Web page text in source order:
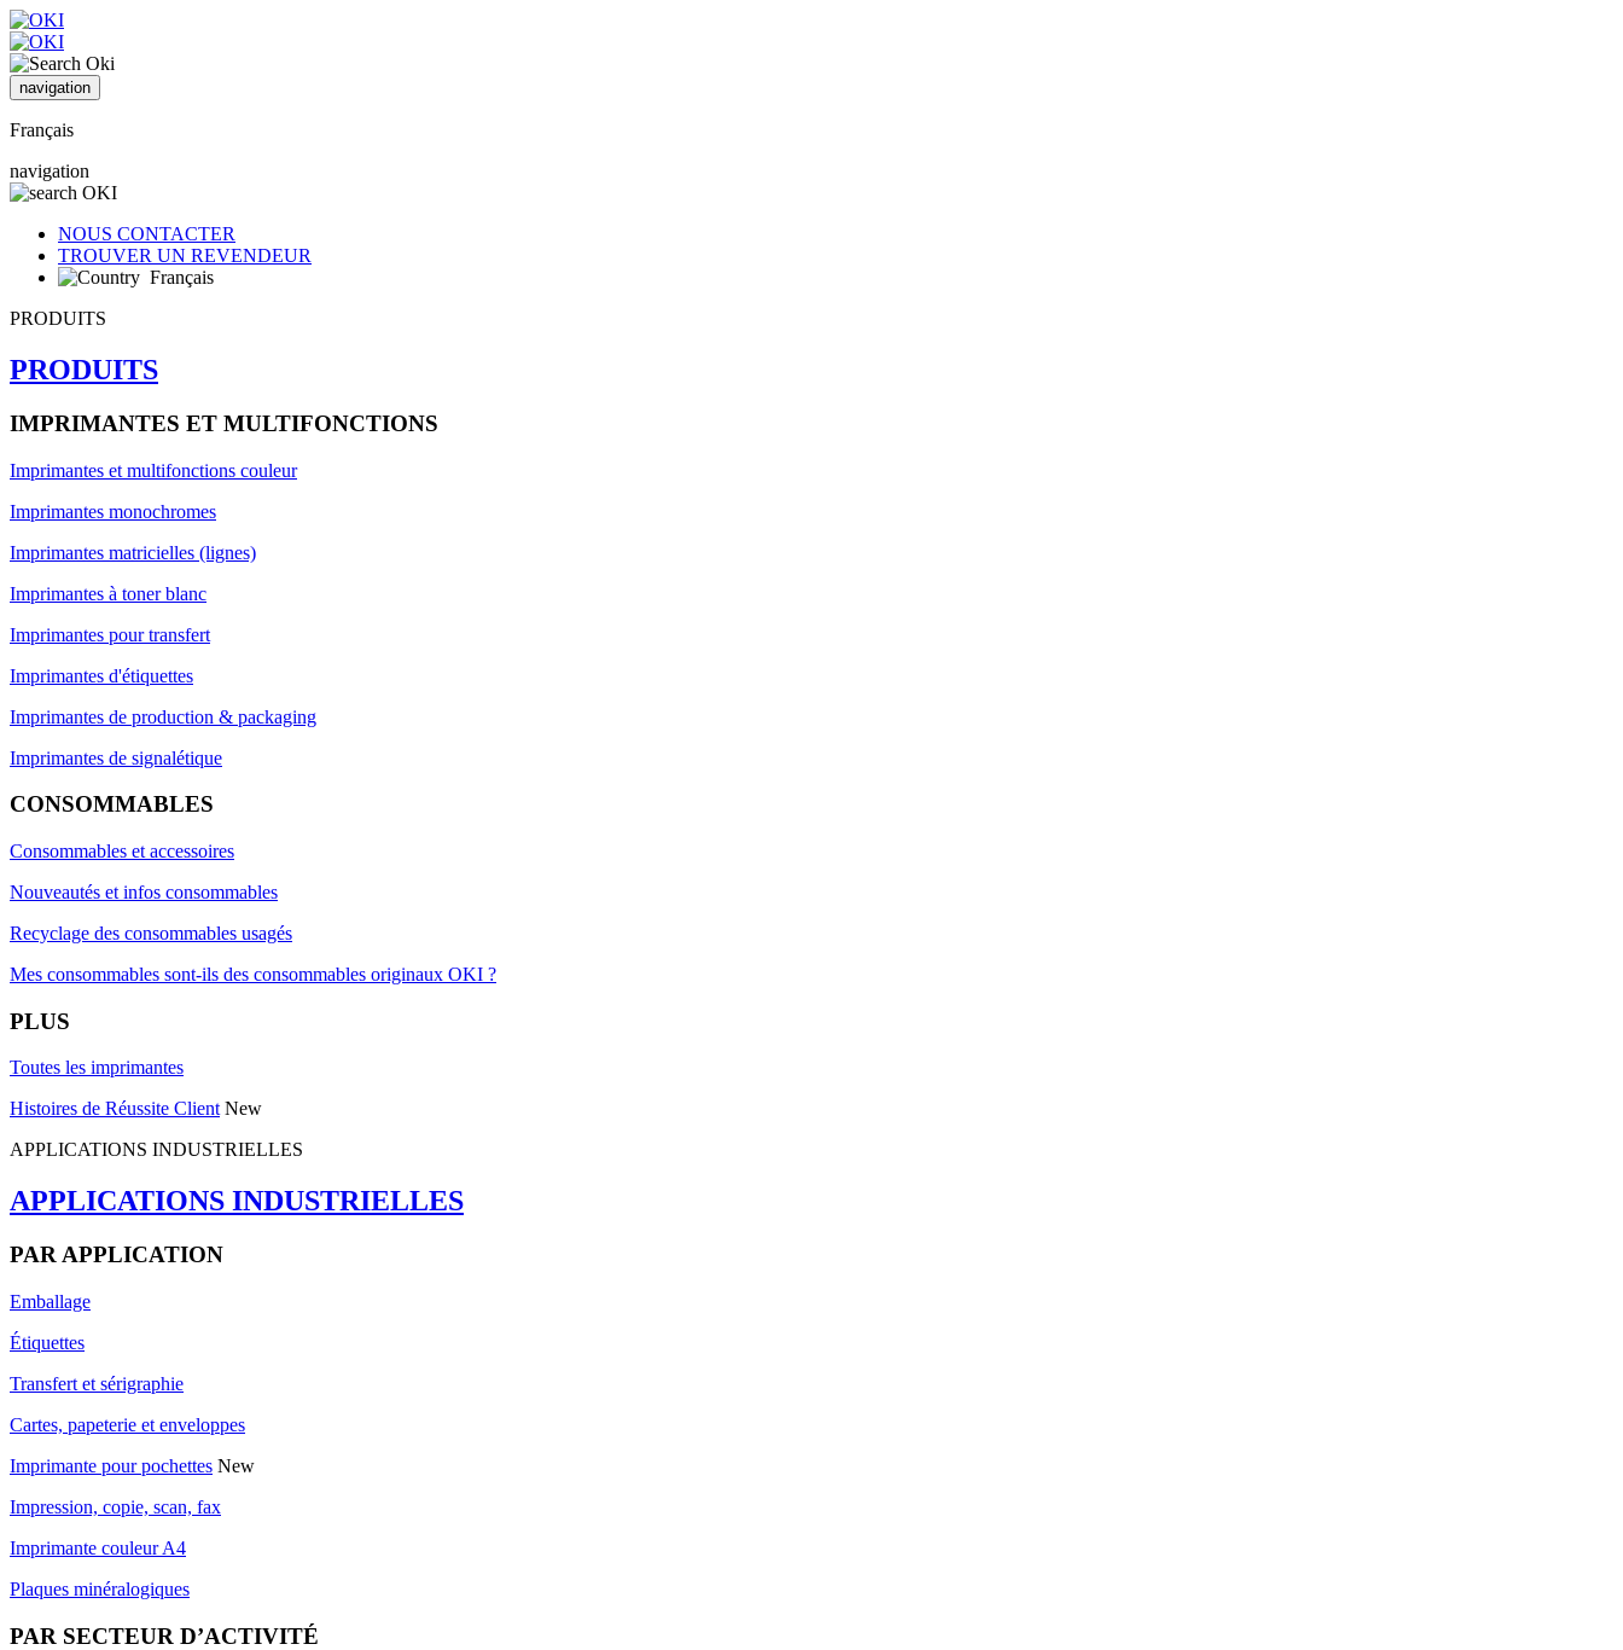
navigation
Français
navigation
NOUS CONTACTER
TROUVER UN REVENDEUR
Français
PRODUITS
PRODUITS
IMPRIMANTES ET MULTIFONCTIONS
Imprimantes et multifonctions couleur
Imprimantes monochromes
Imprimantes matricielles (lignes)
Imprimantes à toner blanc
Imprimantes pour transfert
Imprimantes d'étiquettes
Imprimantes de production & packaging
Imprimantes de signalétique
CONSOMMABLES
Consommables et accessoires
Nouveautés et infos consommables
Recyclage des consommables usagés
Mes consommables sont-ils des consommables originaux OKI ?
PLUS
Toutes les imprimantes
Histoires de Réussite Client New
APPLICATIONS INDUSTRIELLES
APPLICATIONS INDUSTRIELLES
PAR APPLICATION
Emballage
Étiquettes
Transfert et sérigraphie
Cartes, papeterie et enveloppes
Imprimante pour pochettes New
Impression, copie, scan, fax
Imprimante couleur A4
Plaques minéralogiques
PAR SECTEUR D’ACTIVITÉ